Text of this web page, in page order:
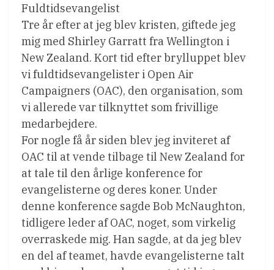
Fuldtidsevangelist
Tre år efter at jeg blev kristen, giftede jeg
mig med Shirley Garratt fra Wellington i
New Zealand. Kort tid efter brylluppet blev
vi fuldtidsevangelister i Open Air
Campaigners (OAC), den organisation, som
vi allerede var tilknyttet som frivillige
medarbejdere.
For nogle få år siden blev jeg inviteret af
OAC til at vende tilbage til New Zealand for
at tale til den årlige konference for
evangelisterne og deres koner. Under
denne konference sagde Bob McNaughton,
tidligere leder af OAC, noget, som virkelig
overraskede mig. Han sagde, at da jeg blev
en del af teamet, havde evangelisterne talt